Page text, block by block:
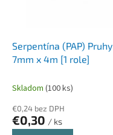
Serpentína (PAP) Pruhy
7mm x 4m [1 role]
Skladom (100 ks)
€0,24 bez DPH
€0,30 / ks